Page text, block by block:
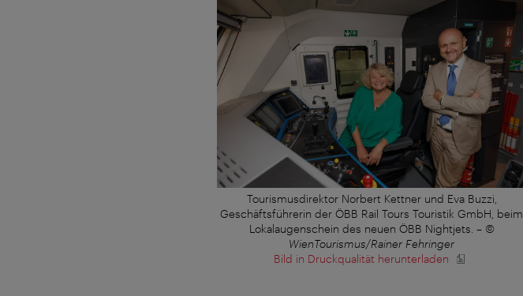
Tourismusdirektor Norbert Kettner und Eva Buzzi,
Geschäftsführerin der ÖBB Rail Tours Touristik GmbH, beim
Lokalaugenschein des neuen ÖBB Nightjets. – ©
WienTourismus/Rainer Fehringer
Bild in Druckqualität herunterladen